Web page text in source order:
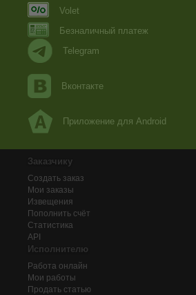
Volet
Безналичный платеж
Telegram
Вконтакте
Приложение для Android
Заказчику
Создать заказ
Мои заказы
Извещения
Пополнить счёт
Статистика
API
Исполнителю
Работа онлайн
Мои работы
Продать статью